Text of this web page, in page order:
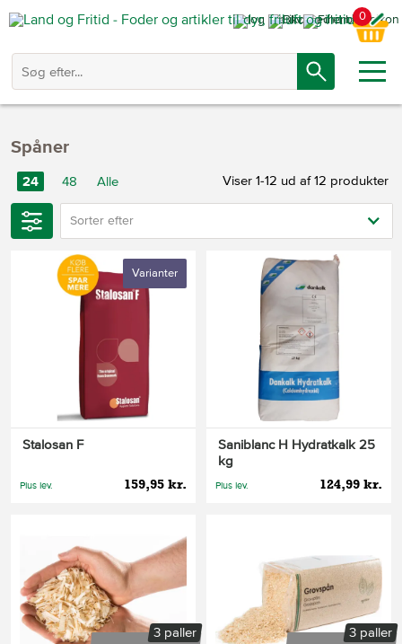
0
Spåner
Viser 1-12 ud af 12 produkter
24 48 Alle
Sorter efter
Varianter
Stalosan F
159,95 kr.
Plus lev.
Saniblanc H Hydratkalk 25
kg
124,99 kr.
Plus lev.
3 paller 3 paller